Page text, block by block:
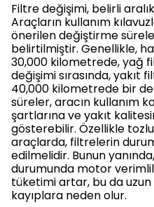
Filtre değişimi, belirli
Araçların kullanım
önerilen değiştirme
belirtilmiştir. Genellikle,
30,000 kilometrede, yağ
değişimi sırasında, yakıt
40,000 kilometrede bir
süreler, aracın kullanım
şartlarına ve yakıt
gösterebilir. Özellikle
araçlarda, filtrelerin
edilmelidir. Bunun
durumunda motor
tüketimi artar, bu da
kayıplara neden olur.